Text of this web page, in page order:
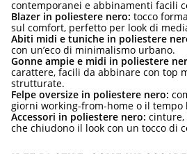
contemporanei e abbinamenti facili
Blazer in poliestere nero: tocco
sul comfort, perfetto per look di
Abiti midi e tuniche in poliestere
con un’eco di minimalismo urbano.
Gonne ampie e midi in poliestere
carattere, facili da abbinare con top
strutturate.
Felpe oversize in poliestere nero:
giorni working-from-home o il tempo
Accessori in poliestere nero: cinture,
che chiudono il look con un tocco di